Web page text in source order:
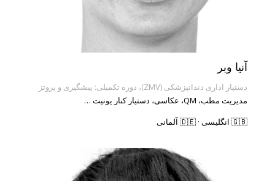
آنیا وبر
دستیار اداری دندانپزشکی (ZMV)، دوره تکمیلی: پیشگیری و پروتز
مدیریت مطب، QM، عکاسی، دستیار کنار یونیت …
🇬🇧 انگلیسی · 🇩🇪 آلمانی